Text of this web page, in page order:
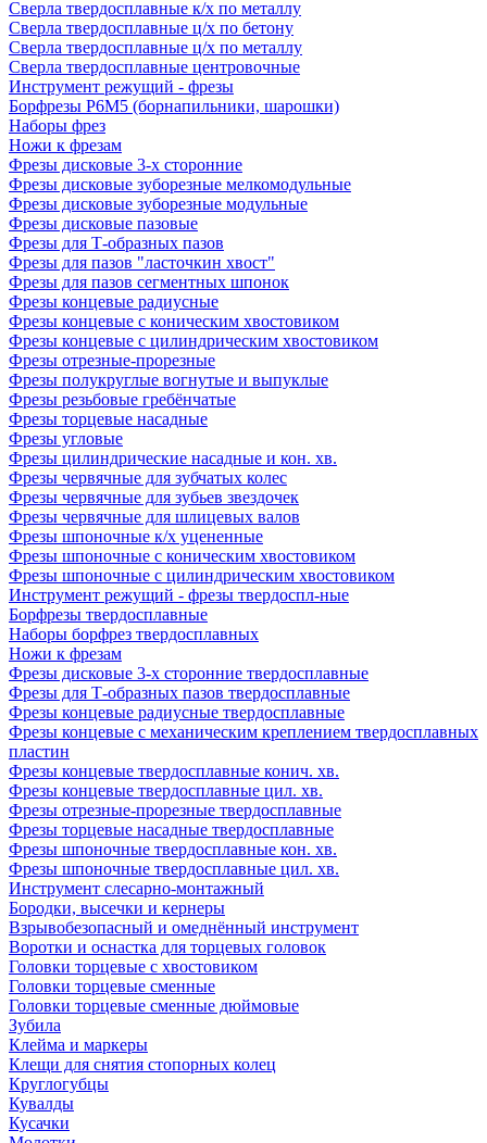
Сверла твердосплавные к/х по металлу
Сверла твердосплавные ц/х по бетону
Сверла твердосплавные ц/х по металлу
Сверла твердосплавные центровочные
Инструмент режущий - фрезы
Борфрезы Р6М5 (борнапильники, шарошки)
Наборы фрез
Ножи к фрезам
Фрезы дисковые 3-х сторонние
Фрезы дисковые зуборезные мелкомодульные
Фрезы дисковые зуборезные модульные
Фрезы дисковые пазовые
Фрезы для Т-образных пазов
Фрезы для пазов "ласточкин хвост"
Фрезы для пазов сегментных шпонок
Фрезы концевые радиусные
Фрезы концевые с коническим хвостовиком
Фрезы концевые с цилиндрическим хвостовиком
Фрезы отрезные-прорезные
Фрезы полукруглые вогнутые и выпуклые
Фрезы резьбовые гребёнчатые
Фрезы торцевые насадные
Фрезы угловые
Фрезы цилиндрические насадные и кон. хв.
Фрезы червячные для зубчатых колес
Фрезы червячные для зубьев звездочек
Фрезы червячные для шлицевых валов
Фрезы шпоночные к/х уцененные
Фрезы шпоночные с коническим хвостовиком
Фрезы шпоночные с цилиндрическим хвостовиком
Инструмент режущий - фрезы твердоспл-ные
Борфрезы твердосплавные
Наборы борфрез твердосплавных
Ножи к фрезам
Фрезы дисковые 3-х сторонние твердосплавные
Фрезы для Т-образных пазов твердосплавные
Фрезы концевые радиусные твердосплавные
Фрезы концевые с механическим креплением твердосплавных
пластин
Фрезы концевые твердосплавные конич. хв.
Фрезы концевые твердосплавные цил. хв.
Фрезы отрезные-прорезные твердосплавные
Фрезы торцевые насадные твердосплавные
Фрезы шпоночные твердосплавные кон. хв.
Фрезы шпоночные твердосплавные цил. хв.
Инструмент слесарно-монтажный
Бородки, высечки и кернеры
Взрывобезопасный и омеднённый инструмент
Воротки и оснаcтка для торцевых головок
Головки торцевые с хвостовиком
Головки торцевые сменные
Головки торцевые сменные дюймовые
Зубила
Клейма и маркеры
Клещи для снятия стопорных колец
Круглогубцы
Кувалды
Кусачки